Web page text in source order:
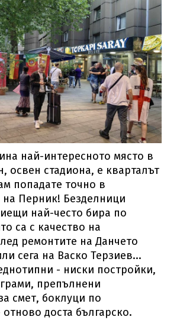
най-интересното място в
освен стадиона, е кварталът
попадате точно в
на Перник! Безделници
най-често бира по
са с качество на
ремонтите на Данчето
сега на Васко Терзиев...
- ниски постройки,
препълнени
смет, боклуци по
доста българско.